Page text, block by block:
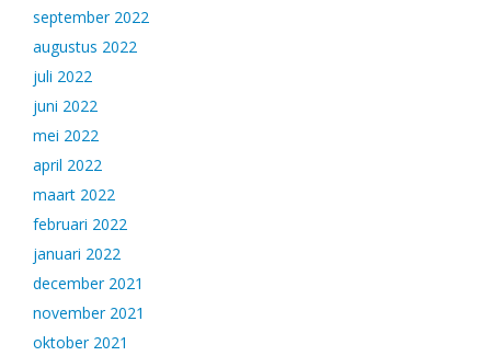
september 2022
augustus 2022
juli 2022
juni 2022
mei 2022
april 2022
maart 2022
februari 2022
januari 2022
december 2021
november 2021
oktober 2021